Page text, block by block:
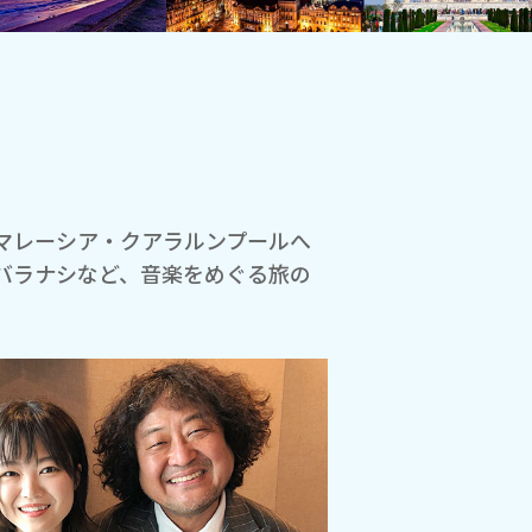
ーシア・クアラルンプールへ
ナシなど、音楽をめぐる旅の